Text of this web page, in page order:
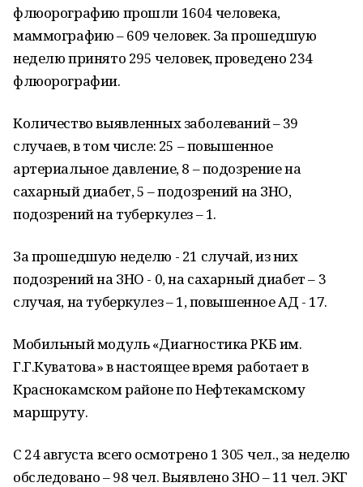
флюорографию прошли 1604 человека,
маммографию – 609 человек. За прошедшую
неделю принято 295 человек, проведено 234
флюорографии.
Количество выявленных заболеваний – 39
случаев, в том числе: 25 – повышенное
артериальное давление, 8 – подозрение на
сахарный диабет, 5 – подозрений на ЗНО,
подозрений на туберкулез – 1.
За прошедшую неделю - 21 случай, из них
подозрений на ЗНО - 0, на сахарный диабет – 3
случая, на туберкулез – 1, повышенное АД - 17.
Мобильный модуль «Диагностика РКБ им.
Г.Г.Куватова» в настоящее время работает в
Краснокамском районе по Нефтекамскому
маршруту.
С 24 августа всего осмотрено 1 305 чел., за неделю
обследовано – 98 чел. Выявлено ЗНО – 11 чел. ЭКГ